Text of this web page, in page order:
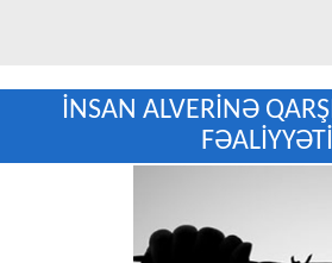
İNSAN ALVERİNƏ
FƏALİYYƏTİ